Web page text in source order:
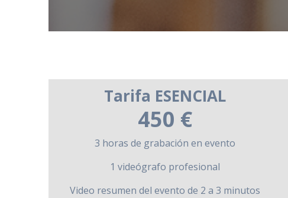
Tarifa ESENCIAL
450 €
3 horas de grabación en evento
1 videógrafo profesional
Video resumen del evento de 2 a 3 minutos